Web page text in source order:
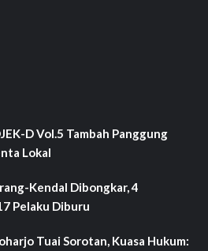
D Vol.5 Tambah Panggung
Lokal
Kendal Dibongkar, 4
Pelaku Diburu
Tuai Sorotan, Kuasa Hukum: